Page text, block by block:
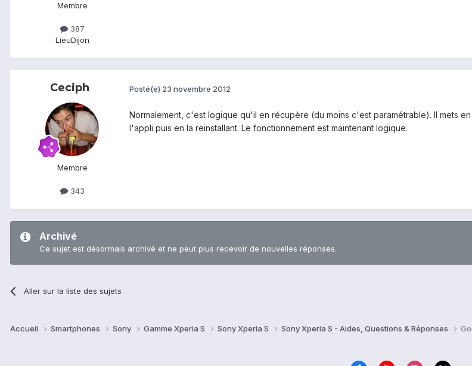
Membre
387
LieuDijon
Ceciph
Membre
343
Posté(e) 23 novembre 2012
Normalement, c'est logique qu'il en récupère (du moins c'est paramétrable). Il mets
l'appli puis en la reinstallant. Le fonctionnement est maintenant logique.
Archivé
Ce sujet est désormais archivé et ne peut plus recevoir de nouvelles réponses.
Aller sur la liste des sujets
Accueil Smartphones Sony Gamme Xperia S Sony Xperia S Sony Xperia S - Aides, Questions & Réponses